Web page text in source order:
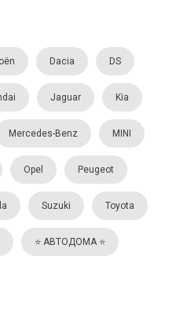
Dacia DS
Jaguar Kia
Mercedes-Benz MINI
Opel Peugeot
Suzuki Toyota
⭐️ АВТОДОМА ⭐️